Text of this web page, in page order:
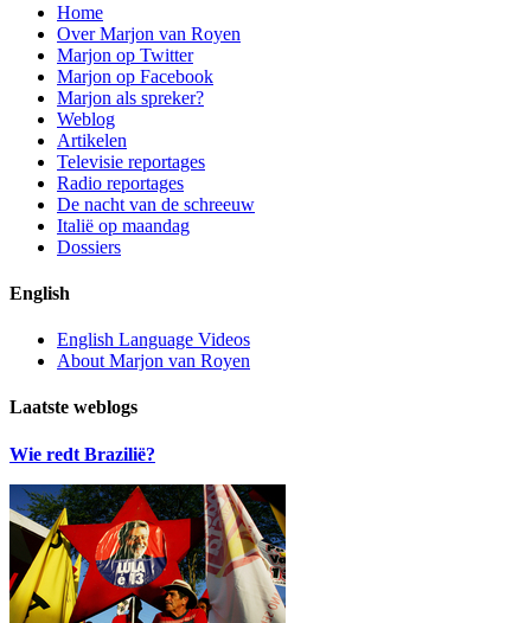
Home
Over Marjon van Royen
Marjon op Twitter
Marjon op Facebook
Marjon als spreker?
Weblog
Artikelen
Televisie reportages
Radio reportages
De nacht van de schreeuw
Italië op maandag
Dossiers
English
English Language Videos
About Marjon van Royen
Laatste weblogs
Wie redt Brazilië?